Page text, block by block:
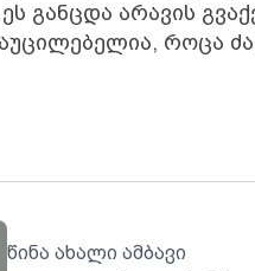
ეს განცდა არავის
როცა
წინა ახალი ამბავი